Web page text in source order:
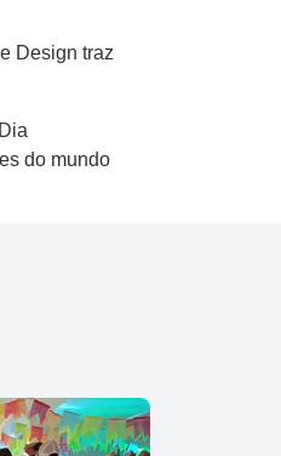
Design traz
do mundo